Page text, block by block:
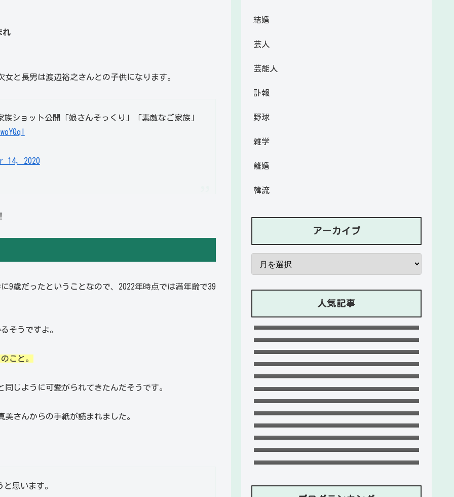
れ
と長男は渡辺裕之さんとの子供になります。
ショット公開「娘さんそっくり」「素敵なご家族」
14, 2020
9歳だったということなので、2022年時点では満年齢で39
そうですよ。
こと。
じように可愛がられてきたんだそうです。
さんからの手紙が読まれました。
思います。
結婚
芸人
芸能人
訃報
野球
雑学
離婚
韓流
アーカイブ
人気記事
石川ケニーは父と兄は野球選手で母
親はアメリカ人のハーフ！7人大家
族！
Lazの彼女や身長に大学・年齢は？イ
ケメンプロゲーマーの経歴！
【ZETA】
竹下パラダイスだーご本名や年齢に
身長は？恋愛対象やイケメンかも調
査！
可愛い政田夢乃選手に彼氏の存在が
気になる！本当に不倫をしているの
か？家族構成がどうなっているの
か？を徹底調査！
千早茜の恋人や結婚した夫は誰？子
供や本名に高校は？引越は離婚が理
由？
末永けいの経歴や学歴(高校大学)
は？妻(嫁)は末永ゆかりで離婚し
た？
福田こうへいの結婚相手の嫁(妻)や
子供(娘・息子)など家族構成まと
め！
ドンマイ川端は結婚した嫁がいる？
母親・兄妹・父親に年収や学歴経歴
も！
おだけいの元カノ人気歌手はちゃん
みな！過去の匂わせや動画流出の犯
人は？
五条院凌のすっぴんや足太い画像が
ヤバい！本当は美脚でスタイル良
い？
天畠大輔の妻や母は？医療事故や経
歴に大学進学はモテたかったから！
デジポリスは東京だけ？大阪や埼
玉・神奈川・愛知など他の地域にも
ある？